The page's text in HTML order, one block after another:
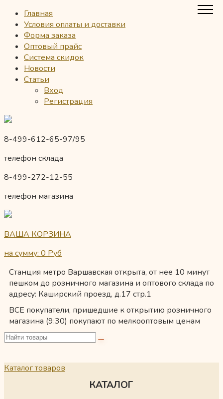
Главная
Условия оплаты и доставки
Форма заказа
Оптовый прайс
Система скидок
Новости
Статьи
Вход
Регистрация
8-499-612-65-97/95
телефон склада
8-499-272-12-55
телефон магазина
ВАША КОРЗИНА
на сумму: 0 Руб
Станция метро Варшавская открыта, от нее 10 минут
пешком до розничного магазина и оптового склада по
адресу: Каширский проезд, д.17 стр.1
ВСЕ покупатели, пришедшие к открытию розничного
магазина (9:30) покупают по мелкооптовым ценам
Каталог товаров
КАТАЛОГ